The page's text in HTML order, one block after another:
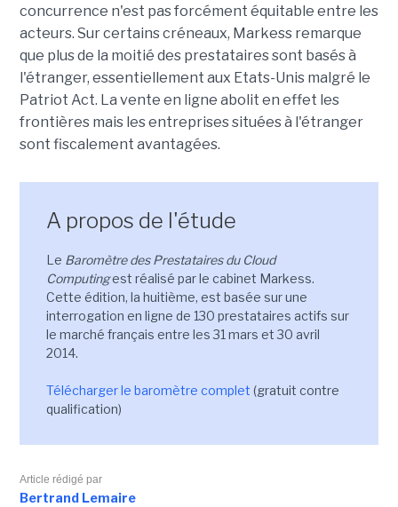
concurrence n'est pas forcément équitable entre les
acteurs. Sur certains créneaux, Markess remarque
que plus de la moitié des prestataires sont basés à
l'étranger, essentiellement aux Etats-Unis malgré le
Patriot Act. La vente en ligne abolit en effet les
frontières mais les entreprises situées à l'étranger
sont fiscalement avantagées.
A propos de l'étude
Le Baromètre des Prestataires du Cloud
Computingest réalisé par le cabinet Markess.
Cette édition, la huitième, est basée sur une
interrogation en ligne de 130 prestataires actifs sur
le marché français entre les 31 mars et 30 avril
2014.
Télécharger le baromètre complet (gratuit contre
qualification)
Article rédigé par
Bertrand Lemaire